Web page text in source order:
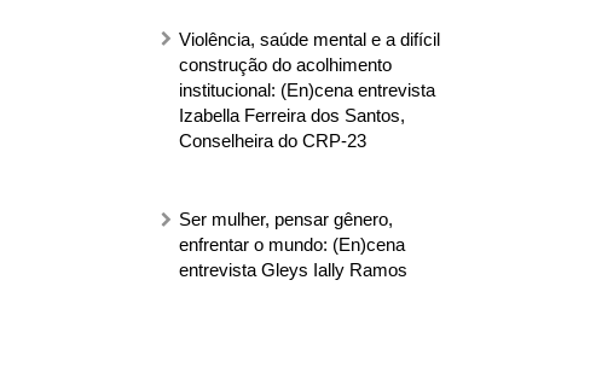
Violência, saúde mental e a difícil
construção do acolhimento
institucional: (En)cena entrevista
Izabella Ferreira dos Santos,
Conselheira do CRP-23
Ser mulher, pensar gênero,
enfrentar o mundo: (En)cena
entrevista Gleys Ially Ramos